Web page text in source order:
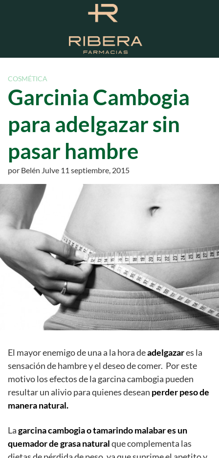
d
COSMÉTICA
Garcinia Cambogia
para adelgazar sin
pasar hambre
por Belén Julve 11 septiembre, 2015
El mayor enemigo de una a la hora deadelgazares la
sensación de hambre y el deseo de comer. Por este
motivo los efectos de la garcina cambogia pueden
resultar un alivio para quienes desean perder peso de
manera natural.
Lagarcina cambogia o tamarindo malabares un
quemador de grasa naturalque complementa las